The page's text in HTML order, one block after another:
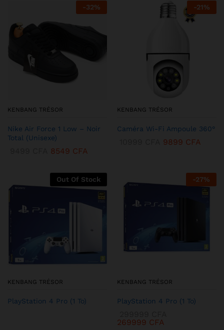
-32%
KENBANG TRÉSOR
Nike Air Force 1 Low – Noir
Total (Unisexe)
8549 CFA
-21%
KENBANG TRÉSOR
Caméra Wi-Fi Ampoule 360°
9899 CFA
Out Of Stock
KENBANG TRÉSOR
PlayStation 4 Pro (1 To)
-27%
KENBANG TRÉSOR
PlayStation 4 Pro (1 To)
269999 CFA